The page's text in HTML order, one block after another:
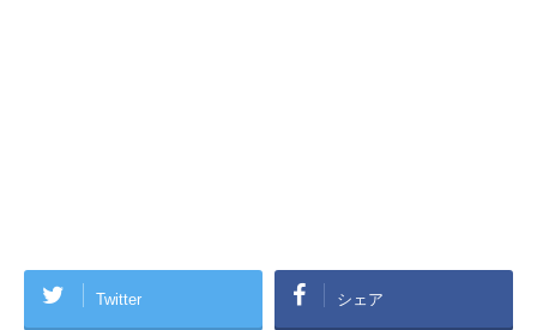
Twitter シェア